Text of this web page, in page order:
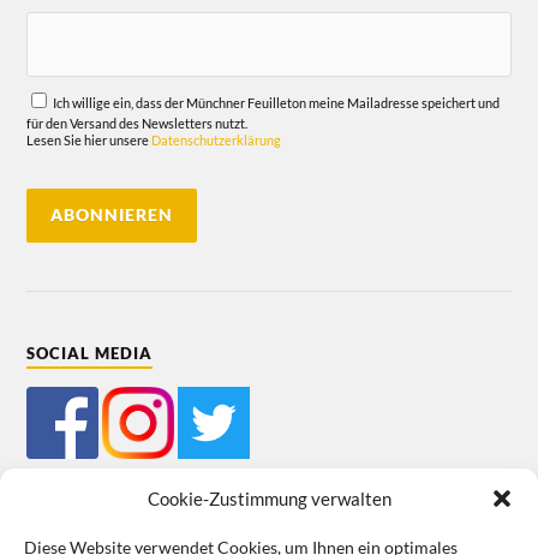
Cookie-Zustimmung verwalten
Diese Website verwendet Cookies, um Ihnen ein optimales
Ich willige ein, dass der Münchner Feuilleton meine Mailadresse speichert und
für den Versand des Newsletters nutzt.
Lesen Sie hier unsere Datenschutzerklärung
SOCIAL MEDIA